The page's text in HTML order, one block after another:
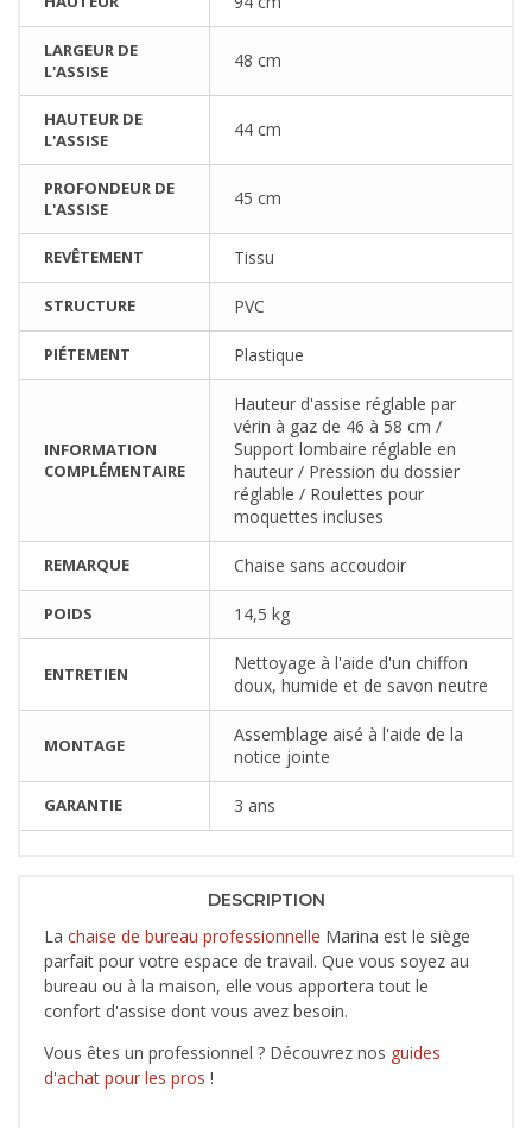
LARGEUR DE
L'ASSISE
48 cm
HAUTEUR DE
L'ASSISE
44 cm
PROFONDEUR DE
L'ASSISE
45 cm
REVÊTEMENT Tissu
STRUCTURE PVC
PIÉTEMENT Plastique
INFORMATION
COMPLÉMENTAIRE
Hauteur d'assise réglable par
vérin à gaz de 46 à 58 cm /
Support lombaire réglable en
hauteur / Pression du dossier
réglable / Roulettes pour
moquettes incluses
REMARQUE Chaise sans accoudoir
POIDS 14,5 kg
ENTRETIEN
Nettoyage à l'aide d'un chiffon
doux, humide et de savon neutre
MONTAGE
Assemblage aisé à l'aide de la
notice jointe
GARANTIE 3 ans
DESCRIPTION
La chaise de bureau professionnelle Marina est le siège
parfait pour votre espace de travail. Que vous soyez au
bureau ou à la maison, elle vous apportera tout le
confort d'assise dont vous avez besoin.
Vous êtes un professionnel ? Découvrez nos guides
d'achat pour les pros !